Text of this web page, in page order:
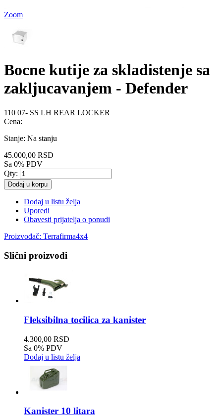
Zoom
Bocne kutije za skladistenje sa
zakljucavanjem - Defender
110 07- SS LH REAR LOCKER
Cena:
Stanje: Na stanju
45.000,00 RSD
Sa 0% PDV
Qty:
Dodaj u korpu
Dodaj u listu želja
Uporedi
Obavesti prijatelja o ponudi
Proizvođač: Terrafirma4x4
Slični proizvodi
Fleksibilna tocilica za kanister
4.300,00 RSD
Sa 0% PDV
Dodaj u listu želja
Kanister 10 litara